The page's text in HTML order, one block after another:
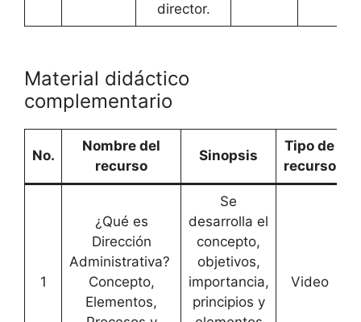
director.
Material didáctico
complementario
No.
Nombre del
recurso
Sinopsis
Tipo de
recurso
1
¿Qué es
Dirección
Administrativa?
Concepto,
Elementos,
Se
desarrolla el
concepto,
objetivos,
importancia,
principios y
Video